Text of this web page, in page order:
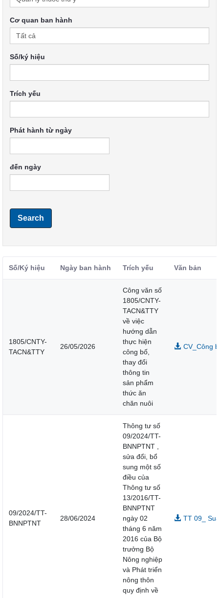
Cơ quan ban hành
Số/ký hiệu
Trích yếu
Phát hành từ ngày
đến ngày
Search
Số/Ký hiệu Ngày ban hành Trích yếu Văn bản
1805/CNTY-
TACN&TTY
26/05/2026
Công văn số
1805/CNTY-
TACN&TTY
về việc
hướng dẫn
thực hiện
công bố,
thay đổi
thông tin
sản phẩm
thức ăn
chăn nuôi
CV_Công
09/2024/TT-
BNNPTNT
28/06/2024
Thông tư số
09/2024/TT-
BNNPTNT ,
sửa đổi, bổ
sung một số
điều của
Thông tư số
13/2016/TT-
BNNPTNT
ngày 02
tháng 6 năm
2016 của Bộ
trưởng Bộ
Nông nghiệp
và Phát triển
nông thôn
quy định về
TT 09_